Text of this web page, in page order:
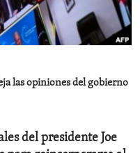
las opiniones del gobierno
del presidente Joe